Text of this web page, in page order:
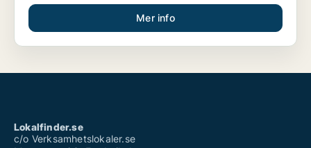
Mer info
Lokalfinder.se
c/o Verksamhetslokaler.se